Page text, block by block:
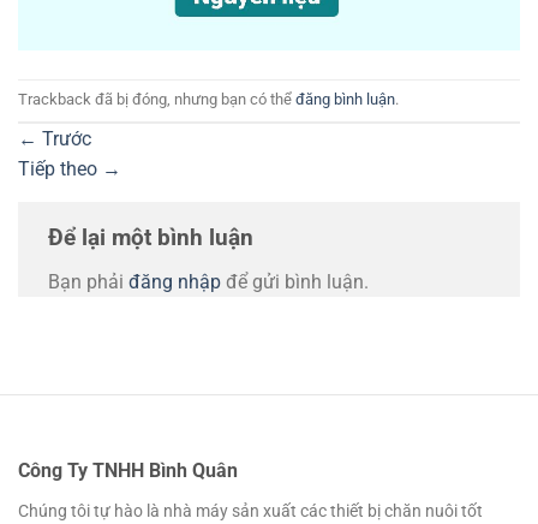
Trackback đã bị đóng, nhưng bạn có thể đăng bình luận.
← Trước
Tiếp theo →
Để lại một bình luận
Bạn phải đăng nhập để gửi bình luận.
Công Ty TNHH Bình Quân
Chúng tôi tự hào là nhà máy sản xuất các thiết bị chăn nuôi tốt